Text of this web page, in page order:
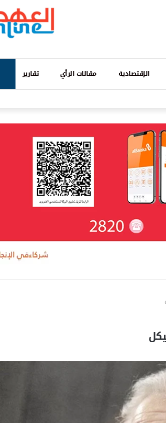
الإقتصادية مقالات الرأي تقارير